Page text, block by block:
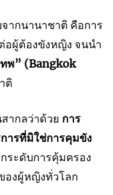
ากนานาชาติ คือการ
อผู้ต้องขังหญิง จนนำ
พ” (Bangkok
ติ
ากลว่าด้วย การ
ารที่มิใช่การคุมขัง
ระดับการคุ้มครอง
องผู้หญิงทั่วโลก